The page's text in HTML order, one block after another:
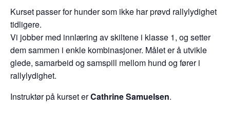
Kurset passer for hunder som ikke har prøvd rallylydighet
tidligere.
Vi jobber med innlæring av skiltene i klasse 1, og setter
dem sammen i enkle kombinasjoner. Målet er å utvikle
glede, samarbeid og samspill mellom hund og fører i
rallylydighet.
Instruktør på kurset erCathrine Samuelsen.